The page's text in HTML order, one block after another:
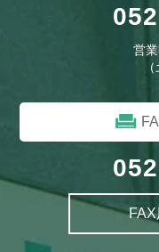
に）日本ワイドクロス株
に）日東電工株式会社
ひ）平岡織染株式会社
ふ）フナイ産業株式会社
営
FAX